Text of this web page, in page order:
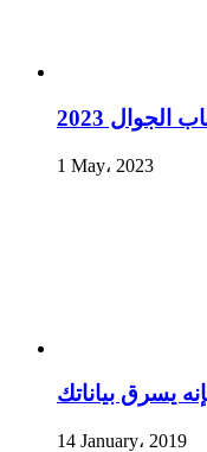
1 May، 2023
يسرق بياناتك
14 January، 2019